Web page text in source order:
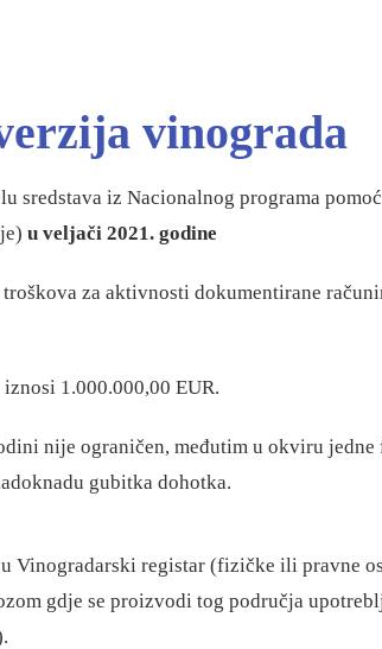
vinograda
sredstava iz Nacionalnog programa
u veljači 2021. godine
za aktivnosti dokumentirane
1.000.000,00 EUR.
nije ograničen, međutim u okviru
gubitka dohotka.
registar (fizičke ili pravne
gdje se proizvodi tog područja